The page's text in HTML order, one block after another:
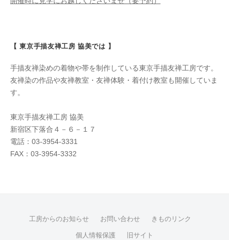
【 東京手描友禅工房 協美では 】
手描友禅染めの着物や帯を制作している東京手描友禅工房です。
友禅染の作品や友禅教室・友禅体験・着付け教室も開催していま
す。
東京手描友禅工房 協美
新宿区下落合４－６－１７
電話：03-3954-3331
FAX：03-3954-3332
工房からのお知らせ お問い合わせ きものリンク
個人情報保護 旧サイト